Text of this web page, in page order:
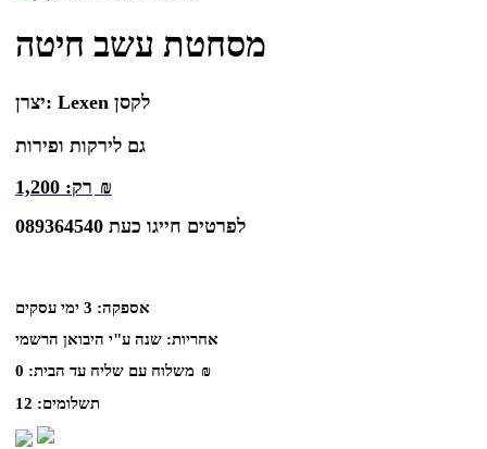
מסחטת עשב חיטה
יצרן:
Lexen לקסן
גם לירקות ופירות
רק: 1,200
₪
לפרטים חייגו כעת 089364540
אספקה: 3 ימי עסקים
אחריות: שנה ע"י היבואן הרשמי
משלוח עם שליח עד הבית: 0
₪
תשלומים: 12